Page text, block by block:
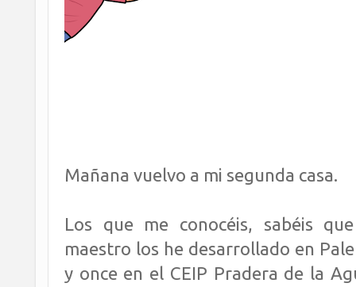
Mañana vuelvo a mi segunda casa.
Los que me conocéis, sabéis
maestro los he desarrollado en
y once en el CEIP Pradera de la